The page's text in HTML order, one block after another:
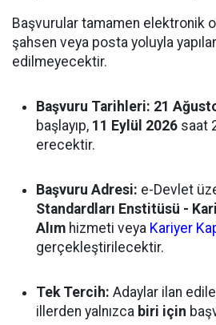
Başvurular tamamen elektronik
şahsen veya posta yoluyla
edilmeyecektir.
Başvuru Tarihleri: 21
başlayıp, 11 Eylül 2026 saat
erecektir.
Başvuru Adresi: e-Devlet
Standardları Enstitüsü -
Alım hizmeti veya Kariyer
gerçekleştirilecektir.
Tek Tercih: Adaylar ilan
illerden yalnızca biri için